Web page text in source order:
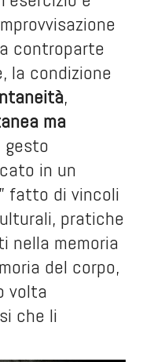
controparte
la condizione
,
ma
in un
fatto di vincoli
pratiche
nella memoria
del corpo,
volta
che li